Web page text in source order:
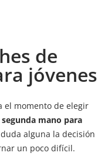
de
jóvenes
el momento de elegir
mano para
alguna la decisión
un poco difícil.